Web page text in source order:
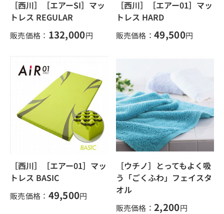
［西川］［エアーSI］マッ
トレス REGULAR
販売価格： 132,000円
［西川］［エアー01］マッ
トレス HARD
販売価格： 49,500円
［西川］［エアー01］マッ
トレス BASIC
販売価格： 49,500円
［ウチノ］とってもよく吸
う「ごくふわ」フェイスタ
オル
販売価格： 2,200円